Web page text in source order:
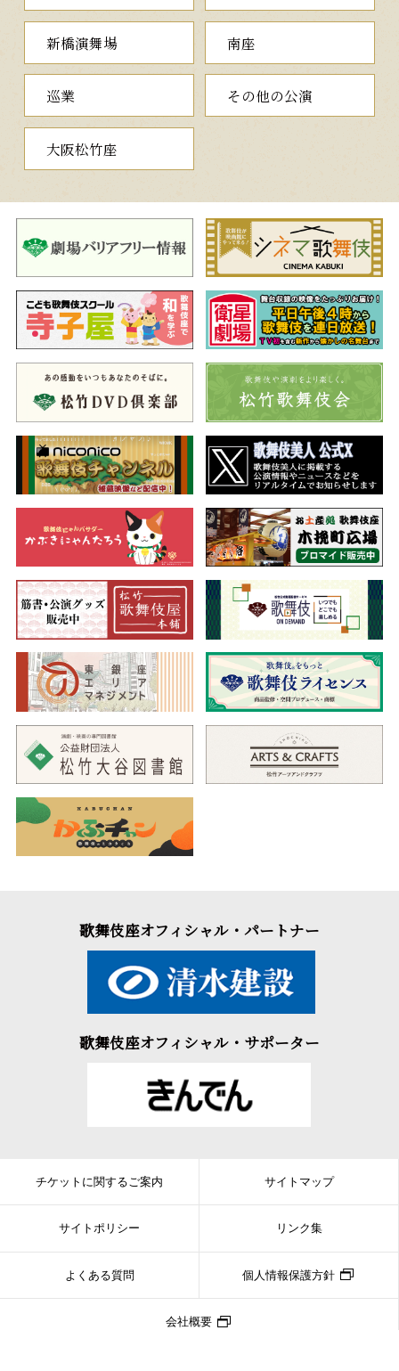
新橋演舞場 南座
巡業 その他の公演
大阪松竹座
歌舞伎座オフィシャル・パートナー
歌舞伎座オフィシャル・サポーター
チケットに関するご案内 サイトマップ
サイトポリシー リンク集
よくある質問 個人情報保護方針
会社概要